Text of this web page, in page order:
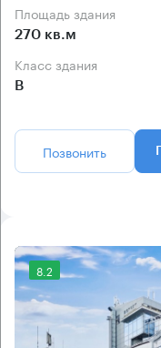
Площадь здания
270 кв.м
Класс здания
B
Позвонить
8.2